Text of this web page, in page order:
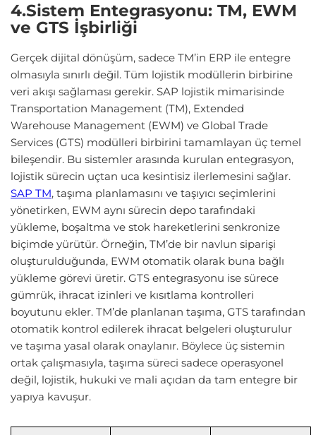
4.Sistem Entegrasyonu: TM, EWM
ve GTS İşbirliği
Gerçek dijital dönüşüm, sadece TM’in ERP ile entegre
olmasıyla sınırlı değil. Tüm lojistik modüllerin birbirine
veri akışı sağlaması gerekir. SAP lojistik mimarisinde
Transportation Management (TM), Extended
Warehouse Management (EWM) ve Global Trade
Services (GTS) modülleri birbirini tamamlayan üç temel
bileşendir. Bu sistemler arasında kurulan entegrasyon,
lojistik sürecin uçtan uca kesintisiz ilerlemesini sağlar.
SAP TM, taşıma planlamasını ve taşıyıcı seçimlerini
yönetirken, EWM aynı sürecin depo tarafındaki
yükleme, boşaltma ve stok hareketlerini senkronize
biçimde yürütür. Örneğin, TM’de bir navlun siparişi
oluşturulduğunda, EWM otomatik olarak buna bağlı
yükleme görevi üretir. GTS entegrasyonu ise sürece
gümrük, ihracat izinleri ve kısıtlama kontrolleri
boyutunu ekler. TM’de planlanan taşıma, GTS tarafından
otomatik kontrol edilerek ihracat belgeleri oluşturulur
ve taşıma yasal olarak onaylanır. Böylece üç sistemin
ortak çalışmasıyla, taşıma süreci sadece operasyonel
değil, lojistik, hukuki ve mali açıdan da tam entegre bir
yapıya kavuşur.